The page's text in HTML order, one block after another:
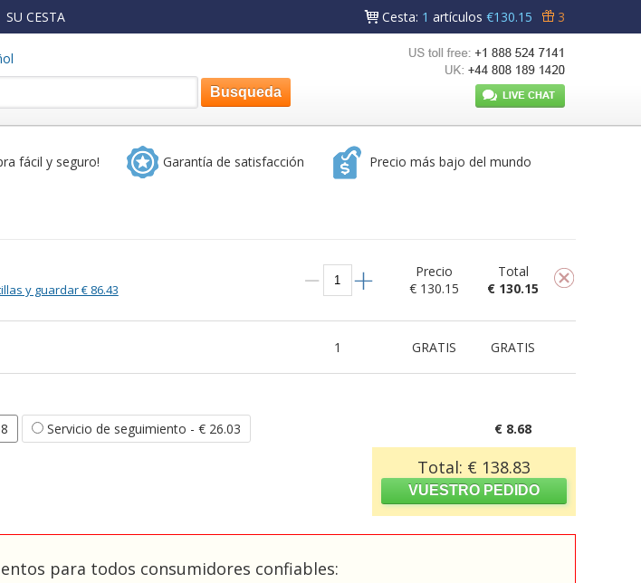
SU CESTA Cesta: 1 artículos €130.15 3
fácil y seguro! Garantía de satisfacción Precio más bajo del mundo
y guardar € 86.43
Precio
€ 130.15
Total
€ 130.15
1 GRATIS GRATIS
Servicio de seguimiento - € 26.03 € 8.68
Total: € 138.83
para todos consumidores confiables: